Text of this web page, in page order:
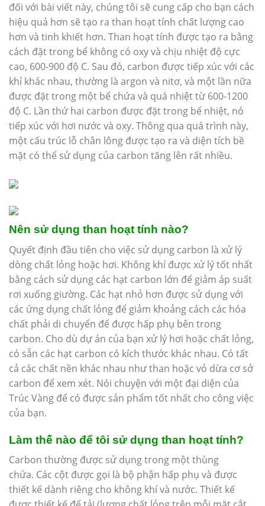
đối với bài viết này, chúng tôi sẽ cung cấp cho bạn cách
hiệu quả hơn sẽ tạo ra than hoạt tính chất lượng cao
hơn và tinh khiết hơn. Than hoạt tính được tạo ra bằng
cách đặt trong bể không có oxy và chịu nhiệt độ cực
cao, 600-900 độ C. Sau đó, carbon được tiếp xúc với các
khí khác nhau, thường là argon và nitơ, và một lần nữa
được đặt trong một bể chứa và quá nhiệt từ 600-1200
độ C. Lần thứ hai carbon được đặt trong bể nhiệt, nó
tiếp xúc với hơi nước và oxy. Thông qua quá trình này,
một cấu trúc lỗ chân lông được tạo ra và diện tích bề
mặt có thể sử dụng của carbon tăng lên rất nhiều.
Nên sử dụng than hoạt tính nào?
Quyết định đầu tiên cho việc sử dụng carbon là xử lý
dòng chất lỏng hoặc hơi. Không khí được xử lý tốt nhất
bằng cách sử dụng các hạt carbon lớn để giảm áp suất
rơi xuống giường. Các hạt nhỏ hơn được sử dụng với
các ứng dụng chất lỏng để giảm khoảng cách các hóa
chất phải di chuyển để được hấp phụ bên trong
carbon. Cho dù dự án của bạn xử lý hơi hoặc chất lỏng,
có sẵn các hạt carbon có kích thước khác nhau. Có tất
cả các chất nền khác nhau như than hoặc vỏ dừa cơ sở
carbon để xem xét. Nói chuyện với một đại diện của
Trúc Vàng để có được sản phẩm tốt nhất cho công việc
của bạn.
Làm thế nào để tôi sử dụng than hoạt tính?
Carbon thường được sử dụng trong một thùng
chứa. Các cột được gọi là bộ phận hấp phụ và được
thiết kế dành riêng cho không khí và nước. Thiết kế